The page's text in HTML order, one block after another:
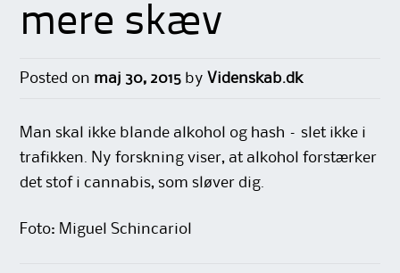
mere skæv
Posted on maj 30, 2015 by Videnskab.dk
Man skal ikke blande alkohol og hash – slet ikke i
trafikken. Ny forskning viser, at alkohol forstærker
det stof i cannabis, som sløver dig.
Foto: Miguel Schincariol